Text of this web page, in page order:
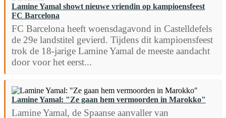
Lamine Yamal showt nieuwe vriendin op kampioensfeest
FC Barcelona
FC Barcelona heeft woensdagavond in Castelldefels
de 29e landstitel gevierd. Tijdens dit kampioensfeest
trok de 18-jarige Lamine Yamal de meeste aandacht
door voor het eerst...
Lamine Yamal: "Ze gaan hem vermoorden in Marokko"
Lamine Yamal, de Spaanse aanvaller van